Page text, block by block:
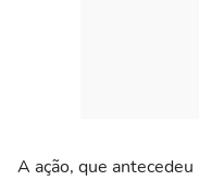
A ação, que